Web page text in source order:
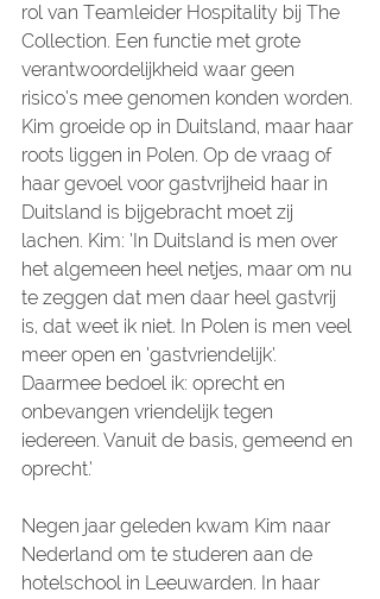
rol van Teamleider Hospitality bij The
Collection. Een functie met grote
verantwoordelijkheid waar geen
risico’s mee genomen konden worden.
Kim groeide op in Duitsland, maar haar
roots liggen in Polen. Op de vraag of
haar gevoel voor gastvrijheid haar in
Duitsland is bijgebracht moet zij
lachen. Kim: ‘In Duitsland is men over
het algemeen heel netjes, maar om nu
te zeggen dat men daar heel gastvrij
is, dat weet ik niet. In Polen is men veel
meer open en ‘gastvriendelijk’.
Daarmee bedoel ik: oprecht en
onbevangen vriendelijk tegen
iedereen. Vanuit de basis, gemeend en
oprecht.’
Negen jaar geleden kwam Kim naar
Nederland om te studeren aan de
hotelschool in Leeuwarden. In haar